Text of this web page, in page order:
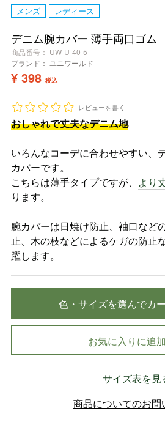
メンズ
レディース
デニム腕カバー 薄手両口ゴム
商品番号
UW-U-40-5
ブランド： ユニワールド
¥ 398 税込
レビューを書く
おしゃれで丈夫なデニム地
いろんなコーデに合わせやすい、
カバーです。
こちらは薄手タイプですが、 より
ります。
腕カバーは日焼け防止、袖口など
止、木の枝などによるケガの防止
躍します。
色・サイズを選んでカ
お気に入りに追
サイズ表を見
商品についてのお問